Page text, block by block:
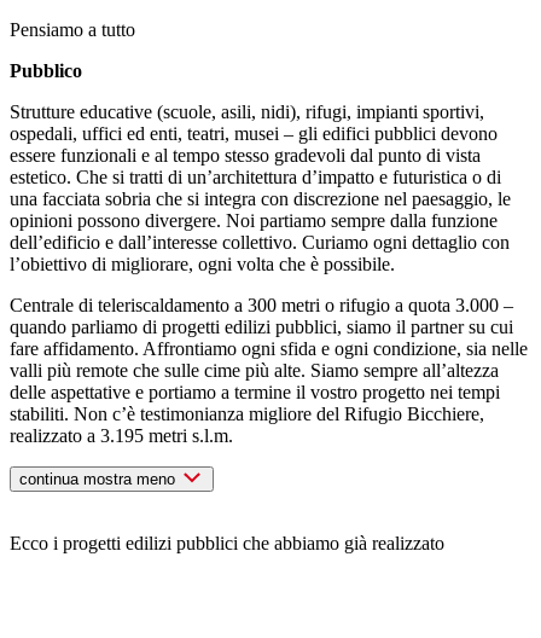
Pensiamo a tutto
Pubblico
Strutture educative (scuole, asili, nidi), rifugi, impianti sportivi,
ospedali, uffici ed enti, teatri, musei – gli edifici pubblici devono
essere funzionali e al tempo stesso gradevoli dal punto di vista
estetico. Che si tratti di un’architettura d’impatto e futuristica o di
una facciata sobria che si integra con discrezione nel paesaggio, le
opinioni possono divergere. Noi partiamo sempre dalla funzione
dell’edificio e dall’interesse collettivo. Curiamo ogni dettaglio con
l’obiettivo di migliorare, ogni volta che è possibile.
Centrale di teleriscaldamento a 300 metri o rifugio a quota 3.000 –
quando parliamo di progetti edilizi pubblici, siamo il partner su cui
fare affidamento. Affrontiamo ogni sfida e ogni condizione, sia nelle
valli più remote che sulle cime più alte. Siamo sempre all’altezza
delle aspettative e portiamo a termine il vostro progetto nei tempi
stabiliti. Non c’è testimonianza migliore del Rifugio Bicchiere,
realizzato a 3.195 metri s.l.m.
continua mostra meno
Ecco i progetti edilizi pubblici che abbiamo già realizzato